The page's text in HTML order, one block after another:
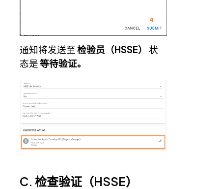
通知将发送至检验员（HSSE）
状
态是等待验证。
C. 检查验证（HSSE）